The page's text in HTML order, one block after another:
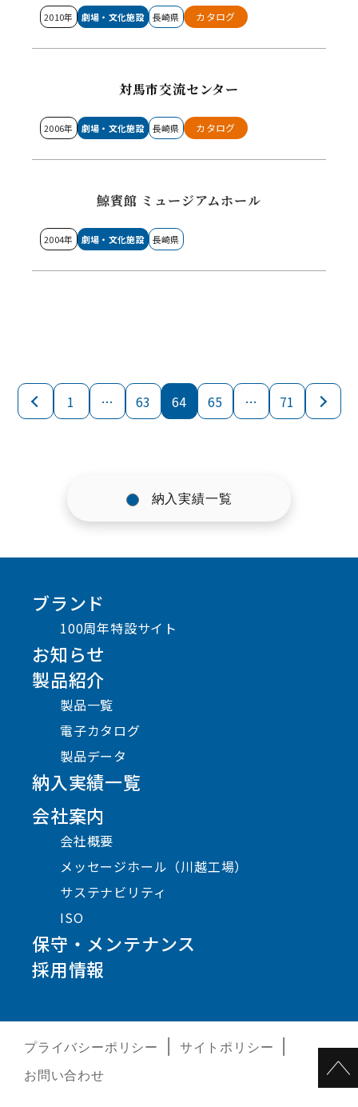
2010年 劇場・文化施設 長崎県 カタログ
対馬市交流センター
2006年 劇場・文化施設 長崎県 カタログ
鯨賓館 ミュージアムホール
2004年 劇場・文化施設 長崎県
1 … 63 64 65 … 71
納入実績一覧
ブランド
100周年特設サイト
お知らせ
製品紹介
製品一覧
電子カタログ
製品データ
納入実績一覧
会社案内
会社概要
メッセージホール（川越工場）
サステナビリティ
ISO
保守・メンテナンス
採用情報
プライバシーポリシー
サイトポリシー
お問い合わせ